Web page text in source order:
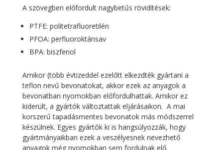
A szövegben előfordult nagybetűs rövidítések:
PTFE: politetrafluoretilén
PFOA: perfluoroktánsav
BPA: biszfenol
Amikor (több évtizeddel ezelőtt elkezdték gyártani a
teflon nevű bevonatokat, akkor ezek az anyagok a
bevonatban nyomokban előfordulhattak. Amikor ez
kiderült, a gyártók változtattak eljárásaikon. A mai
korszerű tapadásmentes bevonatok más módszerrel
készülnek. Egyes gyártók ki is hangsúlyozzák, hogy
gyártmányaikban ezek a veszélyesnek nevezhető
anyagok még nyomokban sem fordulnak elő.